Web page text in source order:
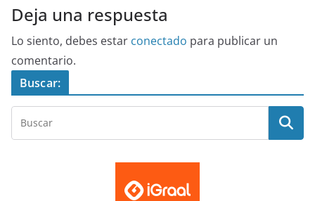
Deja una respuesta
Lo siento, debes estar conectado para publicar un
comentario.
Buscar: